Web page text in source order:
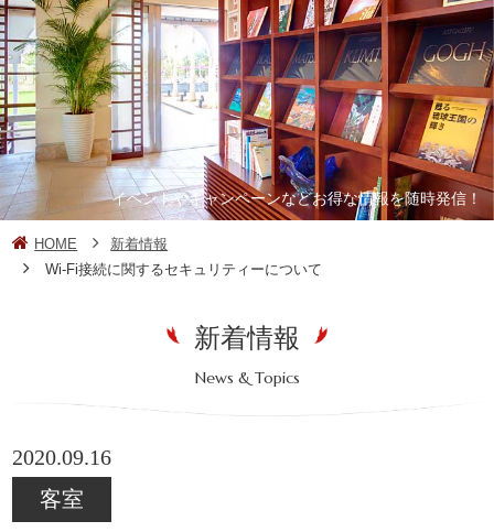
イベントやキャンペーンなどお得な情報を随時発信！
HOME
新着情報
Wi-Fi接続に関するセキュリティーについて
新着情報
News & Topics
2020.09.16
客室